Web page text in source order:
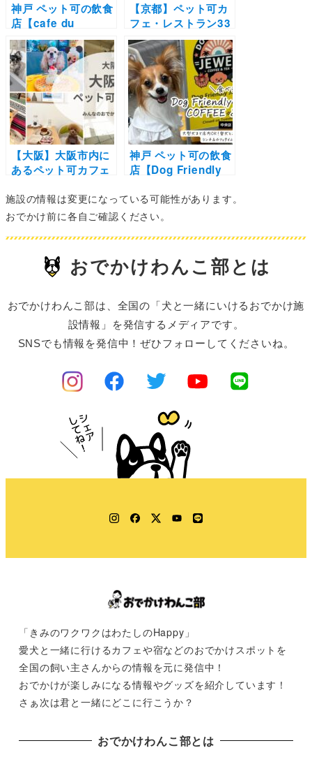
神戸 ペット可の飲食
店【cafe du
SINQ】愛犬と一緒
にちょっと贅沢なひ
とときを過ごせる居
心地のいいおしゃれ
カフェ
【京都】ペット可カ
フェ・レストラン33
選！店内OKの和菓
子店やドッグラン付
きのカフェまとめ｜
実際のおでかけレポ
ート付き
【大阪】大阪市内に
あるペット可カフェ
き）韓国風カフェや
NEW OPENの注目
た
神戸 ペット可の飲食
店【Dog Friendly
TEA】大型犬まで店
内OK！愛犬とお散
ンチ＆カフェタイム
を楽しもう
施設の情報は変更になっている可能性があります。
おでかけ前に各自ご確認ください。
おでかけわんこ部とは
おでかけわんこ部は、全国の「犬と一緒にいけるおでかけ施
設情報」を発信するメディアです。
SNSでも情報を発信中！ぜひフォローしてくださいね。
Instagram
Facebook
TwitterYouTube
LINE
「きみのワクワクはわたしのHappy」
愛犬と一緒に行けるカフェや宿などのおでかけスポットを
全国の飼い主さんからの情報を元に発信中！
おでかけが楽しみになる情報やグッズを紹介しています！
さぁ次は君と一緒にどこに行こうか？
おでかけわんこ部とは